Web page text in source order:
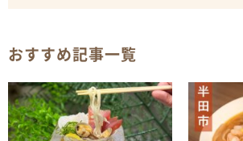
おすすめ記事一覧